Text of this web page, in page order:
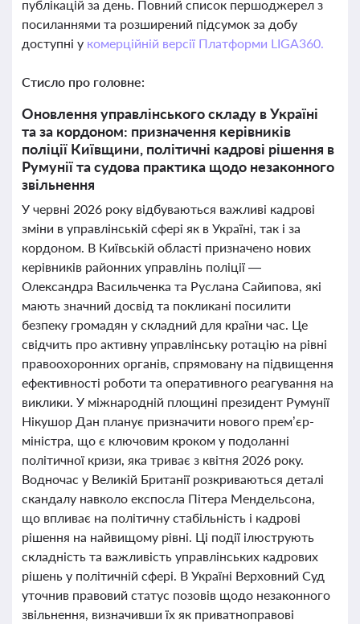
публікацій за день. Повний список першоджерел з
посиланнями та розширений підсумок за добу
доступні у комерційній версії Платформи LIGA360.
Стисло про головне:
Оновлення управлінського складу в Україні
та за кордоном: призначення керівників
поліції Київщини, політичні кадрові рішення в
Румунії та судова практика щодо незаконного
звільнення
У червні 2026 року відбуваються важливі кадрові
зміни в управлінській сфері як в Україні, так і за
кордоном. В Київській області призначено нових
керівників районних управлінь поліції —
Олександра Васильченка та Руслана Сайипова, які
мають значний досвід та покликані посилити
безпеку громадян у складний для країни час. Це
свідчить про активну управлінську ротацію на рівні
правоохоронних органів, спрямовану на підвищення
ефективності роботи та оперативного реагування на
виклики. У міжнародній площині президент Румунії
Нікушор Дан планує призначити нового прем’єр-
міністра, що є ключовим кроком у подоланні
політичної кризи, яка триває з квітня 2026 року.
Водночас у Великій Британії розкриваються деталі
скандалу навколо експосла Пітера Мендельсона,
що впливає на політичну стабільність і кадрові
рішення на найвищому рівні. Ці події ілюструють
складність та важливість управлінських кадрових
рішень у політичній сфері. В Україні Верховний Суд
уточнив правовий статус позовів щодо незаконного
звільнення, визначивши їх як приватноправові